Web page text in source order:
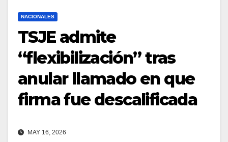
NACIONALES
TSJE admite
“flexibilización” tras
anular llamado en que
firma fue descalificada
MAY 16, 2026